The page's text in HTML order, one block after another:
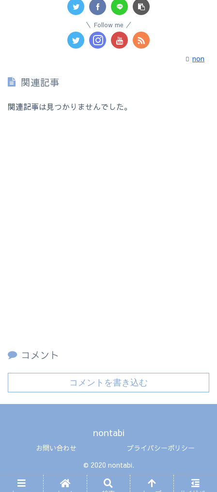
Follow me
non
関連記事
関連記事は見つかりませんでした。
コメント
コメントを書き込む
nontabi
お問い合わせ
プライバシーポリシー
© 2020 nontabi.